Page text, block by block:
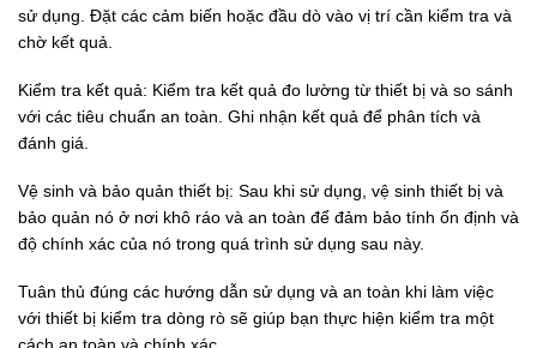
sử dụng. Đặt các cảm biến hoặc đầu dò vào vị trí cần kiểm tra và
chờ kết quả.
Kiểm tra kết quả: Kiểm tra kết quả đo lường từ thiết bị và so sánh
với các tiêu chuẩn an toàn. Ghi nhận kết quả để phân tích và
đánh giá.
Vệ sinh và bảo quản thiết bị: Sau khi sử dụng, vệ sinh thiết bị và
bảo quản nó ở nơi khô ráo và an toàn để đảm bảo tính ổn định và
độ chính xác của nó trong quá trình sử dụng sau này.
Tuân thủ đúng các hướng dẫn sử dụng và an toàn khi làm việc
với thiết bị kiểm tra dòng rò sẽ giúp bạn thực hiện kiểm tra một